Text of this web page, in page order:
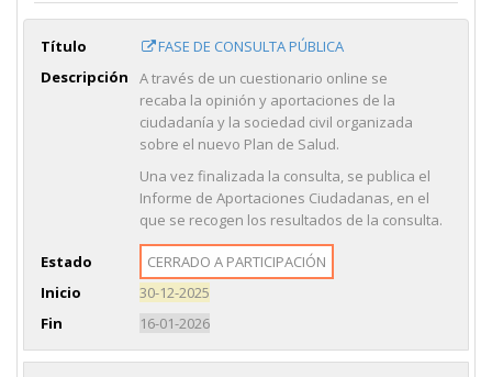
Título
FASE DE CONSULTA PÚBLICA
Descripción
A través de un cuestionario online se
recaba la opinión y aportaciones de la
ciudadanía y la sociedad civil organizada
sobre el nuevo Plan de Salud.
Una vez finalizada la consulta, se publica el
Informe de Aportaciones Ciudadanas, en el
que se recogen los resultados de la consulta.
Estado
CERRADO A PARTICIPACIÓN
Inicio
30-12-2025
Fin
16-01-2026